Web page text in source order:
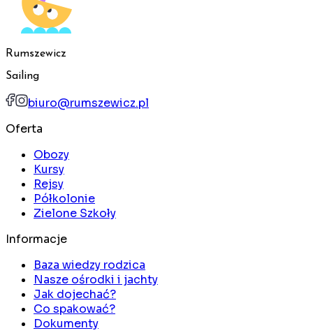
Rumszewicz
Sailing
biuro@rumszewicz.pl
Oferta
Obozy
Kursy
Rejsy
Półkolonie
Zielone Szkoły
Informacje
Baza wiedzy rodzica
Nasze ośrodki i jachty
Jak dojechać?
Co spakować?
Dokumenty